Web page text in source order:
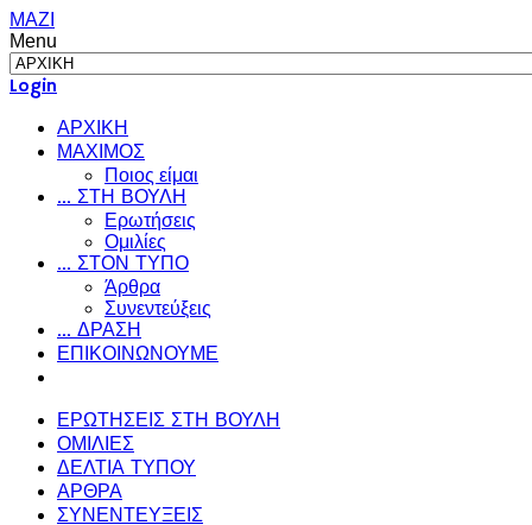
ΜΑΖΙ
Menu
Login
ΑΡΧΙΚΗ
ΜΑΧΙΜΟΣ
Ποιος είμαι
... ΣΤΗ ΒΟΥΛΗ
Ερωτήσεις
Ομιλίες
... ΣΤΟΝ ΤΥΠΟ
Άρθρα
Συνεντεύξεις
... ΔΡΑΣΗ
ΕΠΙΚΟΙΝΩΝΟΥΜΕ
ΕΡΩΤΗΣΕΙΣ ΣΤΗ ΒΟΥΛΗ
ΟΜΙΛΙΕΣ
ΔΕΛΤΙΑ ΤΥΠΟΥ
ΑΡΘΡΑ
ΣΥΝΕΝΤΕΥΞΕΙΣ